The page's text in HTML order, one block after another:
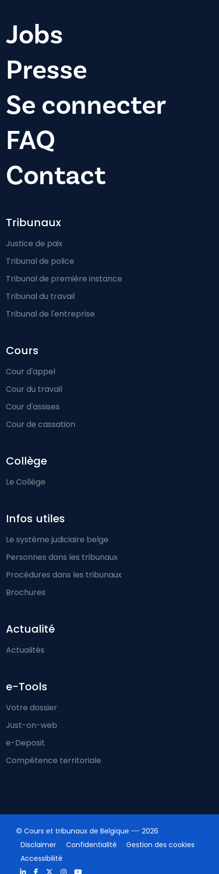
Jobs
Presse
Se connecter
FAQ
Contact
Footer-menu
Tribunaux
Justice de paix
Tribunal de police
Tribunal de première instance
Tribunal du travail
Tribunal de l'entreprise
Cours
Cour d'appel
Cour du travail
Cour d'assises
Cour de cassation
Collège
Le Collège
Infos utiles
Le système judiciaire belge
Personnes dans les tribunaux
Procédures dans les tribunaux
Brochures
Actualité
Actualités
e-Tools
Votre dossier
Just-on-web
e-Deposit
Compétence territoriale
© Cours et tribunaux de Belgique
2026
Disclaimer
Confidentialité
Gestion des cookies
Accessibilité